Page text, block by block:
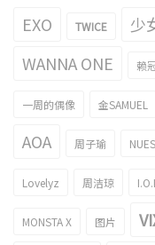
EXO TWICE 少
WANNA ONE 赖
一周的偶像 金SAMUEL
AOA 周子瑜
Lovelyz 周洁琼 I.O.I
MONSTA X 图片